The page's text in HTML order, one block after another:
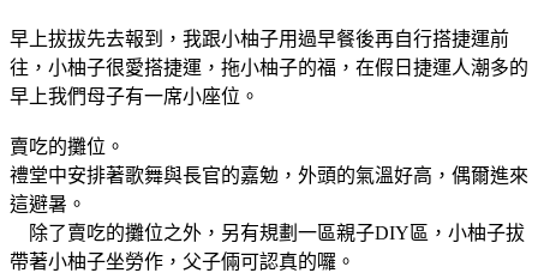
早上拔拔先去報到，我跟小柚子用過早餐後再自行搭捷運前
往，小柚子很愛搭捷運，拖小柚子的福，在假日捷運人潮多的
早上我們母子有一席小座位。
賣吃的攤位。
禮堂中安排著歌舞與長官的嘉勉，外頭的氣溫好高，偶爾進來
這避暑。
除了賣吃的攤位之外，另有規劃一區親子DIY區，小柚子拔
帶著小柚子坐勞作，父子倆可認真的囉。